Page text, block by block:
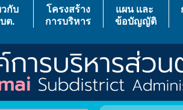
วกับ
ต.
โครงสร้าง
การบริหาร
แผน เเละ
ข้อบัญญัติ